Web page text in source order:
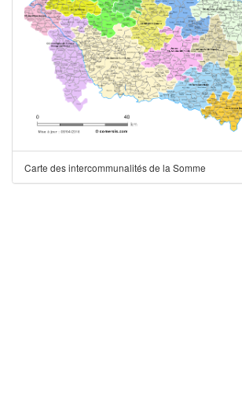
Carte des intercommunalités de la Somme